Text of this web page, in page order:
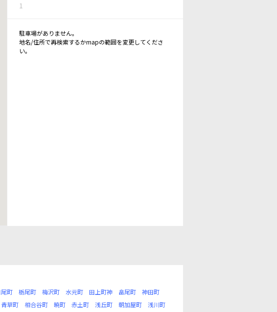
1
駐車場がありません。
地名/住所で再検索するかmapの範囲を変更してくださ
い。
町 栃尾町 梅沢町 水元町 田上町神 畠尾町
神田町
青草町 相合谷町 暁町 赤土町 浅丘町 朝加屋町
浅川町